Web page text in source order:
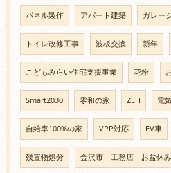
パネル製作 アパート建築 ガレー
トイレ改修工事 波板交換 新年
こどもみらい住宅支援事業 花粉
Smart2030 零和の家 ZEH 電
自給率100%の家 VPP対応 EV車
残置物処分 金沢市 工務店 お盆休